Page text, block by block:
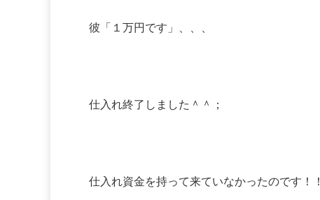
彼「１万円です」、、、
仕入れ終了しました＾＾；
仕入れ資金を持って来ていなかったのです！！